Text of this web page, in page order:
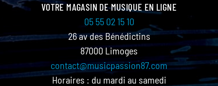
VOTRE MAGASIN DE MUSIQUE EN LIGNE
05 55 02 15 10
26 av des Bénédictins
87000 Limoges
contact@musicpassion87.com
Horaires : du mardi au samedi